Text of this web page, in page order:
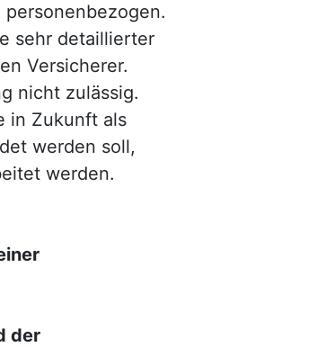
sehr detaillierter
Versicherer.
nicht zulässig.
in Zukunft als
werden soll,
werden.
der